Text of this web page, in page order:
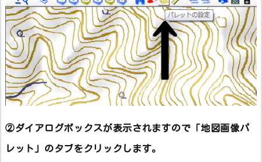
②ダイアログボックスが表示されますので「地図画像パ
レット」のタブをクリックします。